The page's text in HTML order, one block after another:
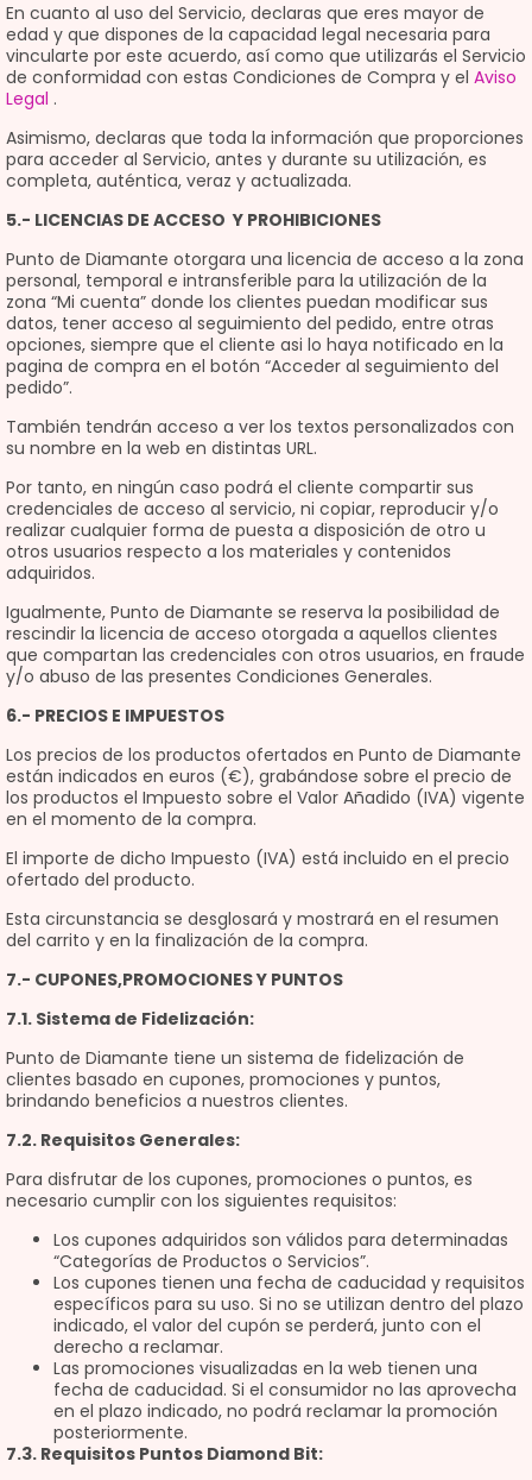
En cuanto al uso del Servicio, declaras que eres mayor de
edad y que dispones de la capacidad legal necesaria para
vincularte por este acuerdo, así como que utilizarás el Servicio
de conformidad con estas Condiciones de Compra y el Aviso
Legal .
Asimismo, declaras que toda la información que proporciones
para acceder al Servicio, antes y durante su utilización, es
completa, auténtica, veraz y actualizada.
5.- LICENCIAS DE ACCESO Y PROHIBICIONES
Punto de Diamante otorgara una licencia de acceso a la zona
personal, temporal e intransferible para la utilización de la
zona “Mi cuenta” donde los clientes puedan modificar sus
datos, tener acceso al seguimiento del pedido, entre otras
opciones, siempre que el cliente asi lo haya notificado en la
pagina de compra en el botón “Acceder al seguimiento del
pedido”.
También tendrán acceso a ver los textos personalizados con
su nombre en la web en distintas URL.
Por tanto, en ningún caso podrá el cliente compartir sus
credenciales de acceso al servicio, ni copiar, reproducir y/o
realizar cualquier forma de puesta a disposición de otro u
otros usuarios respecto a los materiales y contenidos
adquiridos.
Igualmente, Punto de Diamante se reserva la posibilidad de
rescindir la licencia de acceso otorgada a aquellos clientes
que compartan las credenciales con otros usuarios, en fraude
y/o abuso de las presentes Condiciones Generales.
6.- PRECIOS E IMPUESTOS
Los precios de los productos ofertados en Punto de Diamante
están indicados en euros (€), grabándose sobre el precio de
los productos el Impuesto sobre el Valor Añadido (IVA) vigente
en el momento de la compra.
El importe de dicho Impuesto (IVA) está incluido en el precio
ofertado del producto.
Esta circunstancia se desglosará y mostrará en el resumen
del carrito y en la finalización de la compra.
7.- CUPONES,PROMOCIONES Y PUNTOS
7.1. Sistema de Fidelización:
Punto de Diamante tiene un sistema de fidelización de
clientes basado en cupones, promociones y puntos,
brindando beneficios a nuestros clientes.
7.2. Requisitos Generales:
Para disfrutar de los cupones, promociones o puntos, es
necesario cumplir con los siguientes requisitos:
Los cupones adquiridos son válidos para determinadas
“Categorías de Productos o Servicios”.
Los cupones tienen una fecha de caducidad y requisitos
específicos para su uso. Si no se utilizan dentro del plazo
indicado, el valor del cupón se perderá, junto con el
derecho a reclamar.
Las promociones visualizadas en la web tienen una
fecha de caducidad. Si el consumidor no las aprovecha
en el plazo indicado, no podrá reclamar la promoción
posteriormente.
7.3. Requisitos Puntos Diamond Bit: